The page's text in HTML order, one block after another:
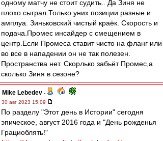
одному матчу не стоит судить.. Да Зиня не
плохо сыграл.Только уних позиции разные и
амплуа. Зиньковский чистый краёк. Скорость и
подача.Промес инсайдер с смещением в
центр.Если Промеса ставит чисто на фланг или
во все в нападении он не так полезен.
Пространства нет. Скорлько забьёт Промес,а
сколько Зиня в сезоне?
Mike Lebedev -
30 авг 2023 15:09
По разделу "Этот день в Истории" сегодня
эпическое, август 2016 года и "День рожденья
Грациоблять!"